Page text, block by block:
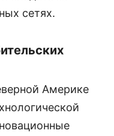
сетях.
Америке